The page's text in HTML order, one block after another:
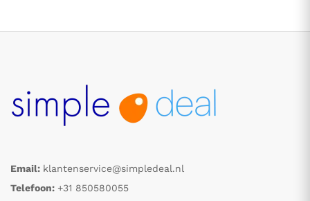
Email: klantenservice@simpledeal.nl
Telefoon: +31 850580055